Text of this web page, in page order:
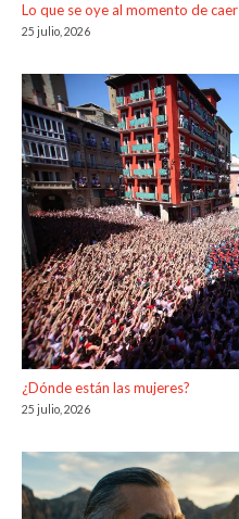
Lo que se oye al momento de caer
25 julio, 2026
¿Dónde están las mujeres?
25 julio, 2026